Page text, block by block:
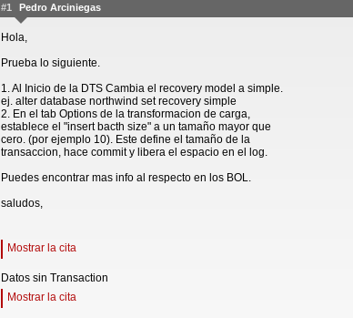
#1 Pedro Arciniegas
Hola,
Prueba lo siguiente.
1. Al Inicio de la DTS Cambia el recovery model a simple.
ej. alter database northwind set recovery simple
2. En el tab Options de la transformacion de carga,
establece el "insert bacth size" a un tamaño mayor que
cero. (por ejemplo 10). Este define el tamaño de la
transaccion, hace commit y libera el espacio en el log.
Puedes encontrar mas info al respecto en los BOL.
saludos,
Mostrar la cita
Datos sin Transaction
Mostrar la cita